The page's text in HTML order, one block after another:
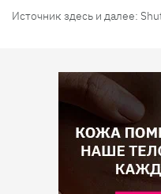
Источник здесь и далее: